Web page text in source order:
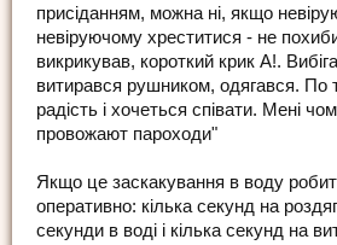
присіданням, можна ні, якщо
невіруючому хреститися - не
викрикував, короткий крик А!.
витирався рушником, одягався. По
радість і хочеться співати. Мені
провожают пароходи"
Якщо це заскакування в воду
оперативно: кілька секунд на
секунди в воді і кілька секунд на